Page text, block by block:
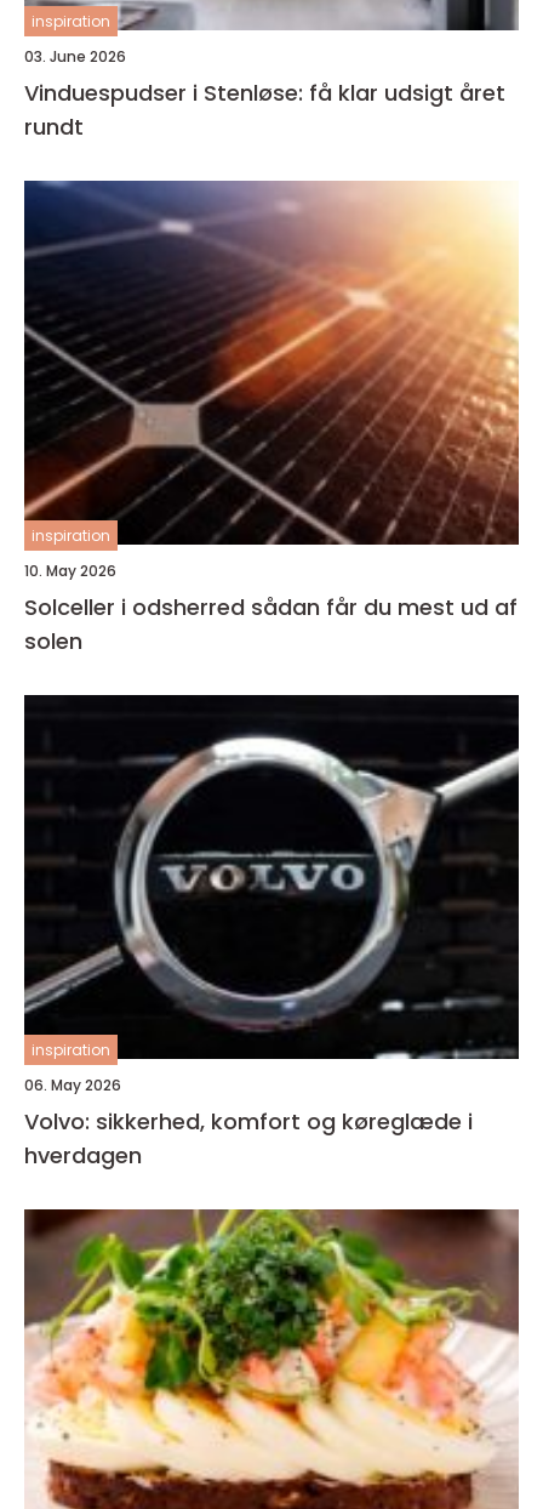
inspiration
03. June 2026
Vinduespudser i Stenløse: få klar udsigt året
rundt
inspiration
10. May 2026
Solceller i odsherred sådan får du mest ud af
solen
inspiration
06. May 2026
Volvo: sikkerhed, komfort og køreglæde i
hverdagen